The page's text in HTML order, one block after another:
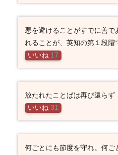
悪を避けることがすでに善
れることが、英知の第１段階
いいね 17
放たれたことばは再び還らず
いいね 31
何ごとにも節度を守れ。何